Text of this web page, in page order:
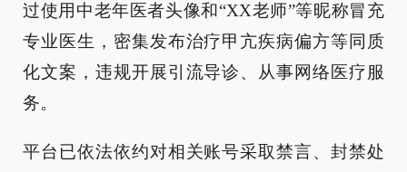
过使用中老年医者头像和“XX老师”等昵称冒充
专业医生，密集发布治疗甲亢疾病偏方等同质
化文案，违规开展引流导诊、从事网络医疗服
务。
平台已依法依约对相关账号采取禁言、封禁处